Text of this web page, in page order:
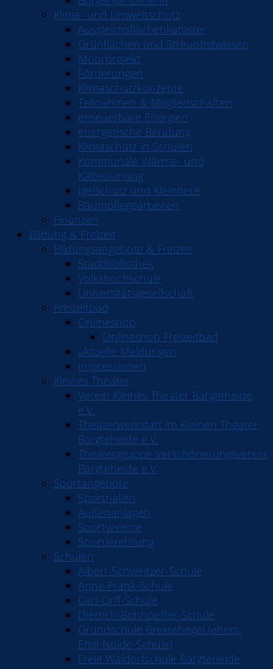
Klima- und Umweltschutz
Ausgleichsflächenkataster
Grünflächen und Streuobstwiesen
Moorprojekt
Förderungen
Klimaschutzkonzepte
Teilnahmen & Mitgliedschaften
erneuerbare Energien
energetische Beratung
Klimaschutz in Schulen
Kommunale Wärme- und
Kälteplanung
Igelschutz und Kleintiere
Baumpflegearbeiten
Finanzen
Bildung & Freizeit
Bildungsangebote & Freizeit
Stadtbibliothek
Volkshochschule
Universitätsgesellschaft
Freizeitbad
Onlineshop
Onlineshop Freizeitbad
aktuelle Meldungen
Impressionen
Kleines Theater
Verein Kleines Theater Bargteheide
e.V.
Theaterwerkstatt im Kleinen Theater
Bargteheide e.V.
Theatergruppe Verschönerungsverein
Bargteheide e.V.
Sportangebote
Sporthallen
Außenanlagen
Sportvereine
Sportlerehrung
Schulen
Albert-Schweitzer-Schule
Anne-Frank-Schule
Carl-Orff-Schule
Dietrich-Bonhoeffer-Schule
Grundschule Brektehegel (ehem.
Emil-Nolde-Schule)
Freie Waldorfschule Bargteheide